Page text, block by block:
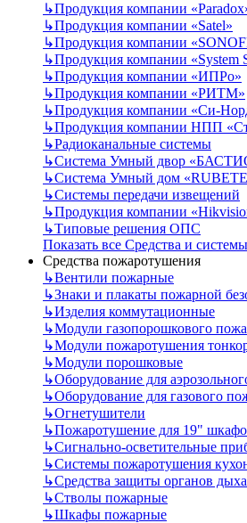
↳Продукция компании
↳Продукция компании «Satel»
↳Продукция компании
↳Продукция компании «System
↳Продукция компании «ИПРо»
↳Продукция компании «РИТМ»
↳Продукция компании «Си-
↳Продукция компании НПП
↳Радиоканальные системы
↳Система Умный двор
↳Система Умный дом
↳Системы передачи извещений
↳Продукция компании
↳Типовые решения ОПС
Показать все Средства и
Средства пожаротушения
↳Вентили пожарные
↳Знаки и плакаты пожарной
↳Изделия коммутационные
↳Модули газопорошкового
↳Модули пожаротушения
↳Модули порошковые
↳Оборудование для
↳Оборудование для газового
↳Огнетушители
↳Пожаротушение для 19"
↳Сигнально-осветительные
↳Системы пожаротушения
↳Средства защиты органов
↳Стволы пожарные
↳Шкафы пожарные